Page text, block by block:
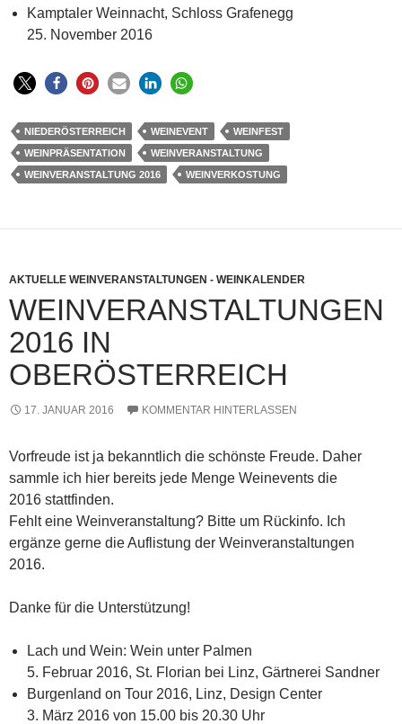
Kamptaler Weinnacht, Schloss Grafenegg
25. November 2016
NIEDERÖSTERREICH WEINEVENT
WEINFEST
WEINPRÄSENTATION
WEINVERANSTALTUNG
WEINVERANSTALTUNG 2016
WEINVERKOSTUNG
AKTUELLE WEINVERANSTALTUNGEN - WEINKALENDER
WEINVERANSTALTUNGEN
2016 IN
OBERÖSTERREICH
17. JANUAR 2016 KOMMENTAR HINTERLASSEN
Vorfreude ist ja bekanntlich die schönste Freude. Daher
sammle ich hier bereits jede Menge Weinevents die
2016 stattfinden.
Fehlt eine Weinveranstaltung? Bitte um Rückinfo. Ich
ergänze gerne die Auflistung der Weinveranstaltungen
2016.
Danke für die Unterstützung!
Lach und Wein: Wein unter Palmen
5. Februar 2016, St. Florian bei Linz, Gärtnerei Sandner
Burgenland on Tour 2016, Linz, Design Center
3. März 2016 von 15.00 bis 20.30 Uhr